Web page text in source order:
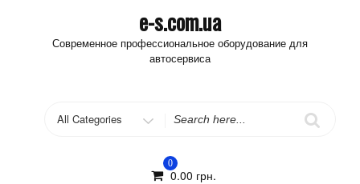
e-s.com.ua
Современное профессиональное оборудование для
автосервиса
Search
0
0.00 грн.